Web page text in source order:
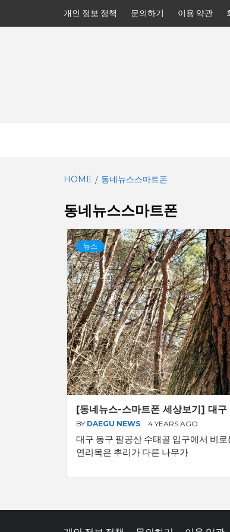
개인 정보 정책 문의하기 이용 약관
HOME 동네뉴스스마트폰
동네뉴스스마트폰
뉴스
[동네뉴스-스마트폰 세상보기] 대
BY DAEGU NEWS 4 YEARS AGO
대구 동구 팔공산 수태골 입구에서 비
연리목은 뿌리가 다른 나무가